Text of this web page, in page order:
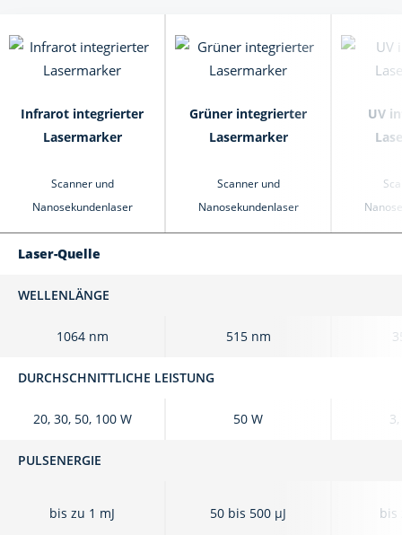
Infrarot integrierter
Lasermarker
Grüner integrierter
Lasermarker
UV
Scanner und
Nanosekundenlaser
Scanner und
Nanosekundenlaser
Laser-Quelle
WELLENLÄNGE
1064 nm 515 nm
DURCHSCHNITTLICHE LEISTUNG
20, 30, 50, 100 W 50 W
PULSENERGIE
bis zu 1 mJ 50 bis 500 μJ bis